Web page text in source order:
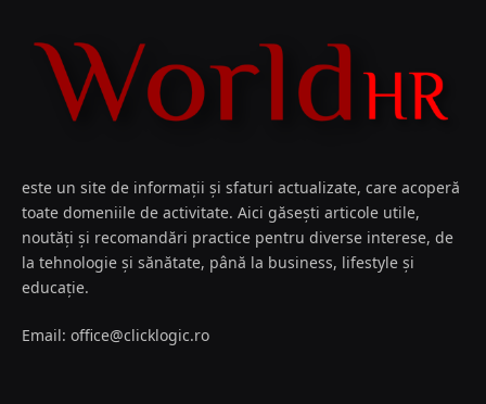
este un site de informații și sfaturi actualizate, care acoperă
toate domeniile de activitate. Aici găsești articole utile,
noutăți și recomandări practice pentru diverse interese, de
la tehnologie și sănătate, până la business, lifestyle și
educație.
Email: office@clicklogic.ro